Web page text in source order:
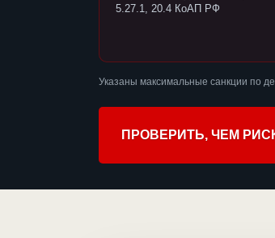
5.27.1, 20.4 КоАП РФ
Указаны максимальные санкции по
ПРОВЕРИТЬ, ЧЕМ